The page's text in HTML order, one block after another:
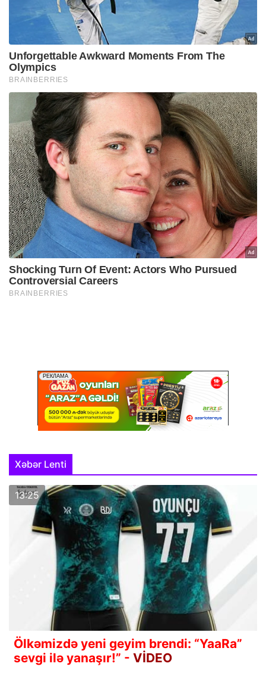
Xəbər Lenti
13:25
Ölkəmizdə yeni geyim brendi: “YaaRa”
sevgi ilə yanaşır!” - VİDEO